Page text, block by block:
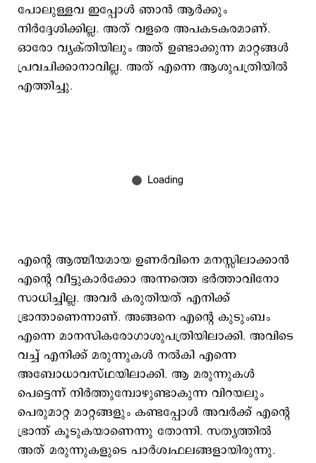
പോലുള്ളവ ഇപ്പോൾ ഞാൻ ആർക്കും
നിർദ്ദേശിക്കില്ല. അത് വളരെ അപകടകരമാണ്.
ഓരോ വ്യക്തിയിലും അത് ഉണ്ടാക്കുന്ന മാറ്റങ്ങൾ
പ്രവചിക്കാനാവില്ല. അത് എന്നെ ആശുപത്രിയിൽ
എത്തിച്ചു.
എന്‍റെ ആത്മീയമായ ഉണർവിനെ മനസ്സിലാക്കാൻ
എന്‍റെ വീട്ടുകാർക്കോ അന്നത്തെ ഭർത്താവിനോ
സാധിച്ചില്ല. അവർ കരുതിയത് എനിക്ക്
ഭ്രാന്താണെന്നാണ്. അങ്ങനെ എന്‍റെ കുടുംബം
എന്നെ മാനസികരോഗാശുപത്രിയിലാക്കി. അവിടെ
വച്ച് എനിക്ക് മരുന്നുകൾ നൽകി എന്നെ
അബോധാവസ്ഥയിലാക്കി. ആ മരുന്നുകൾ
പെട്ടെന്ന് നിർത്തുമ്പോഴുണ്ടാകുന്ന വിറയലും
പെരുമാറ്റ മാറ്റങ്ങളും കണ്ടപ്പോൾ അവർക്ക് എന്‍റെ
ഭ്രാന്ത് കൂടുകയാണെന്നു തോന്നി. സത്യത്തിൽ
അത് മരുന്നുകളുടെ പാർശ്വഫലങ്ങളായിരുന്നു.